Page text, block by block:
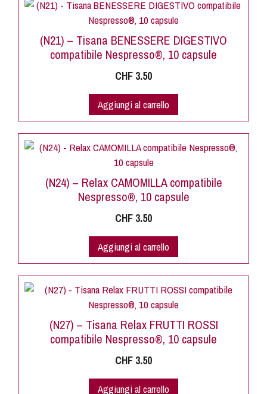
(N21) – Tisana BENESSERE DIGESTIVO
compatibile Nespresso®, 10 capsule
CHF 3.50
Aggiungi al carrello
(N24) – Relax CAMOMILLA compatibile
Nespresso®, 10 capsule
CHF 3.50
Aggiungi al carrello
(N27) – Tisana Relax FRUTTI ROSSI
compatibile Nespresso®, 10 capsule
CHF 3.50
Aggiungi al carrello